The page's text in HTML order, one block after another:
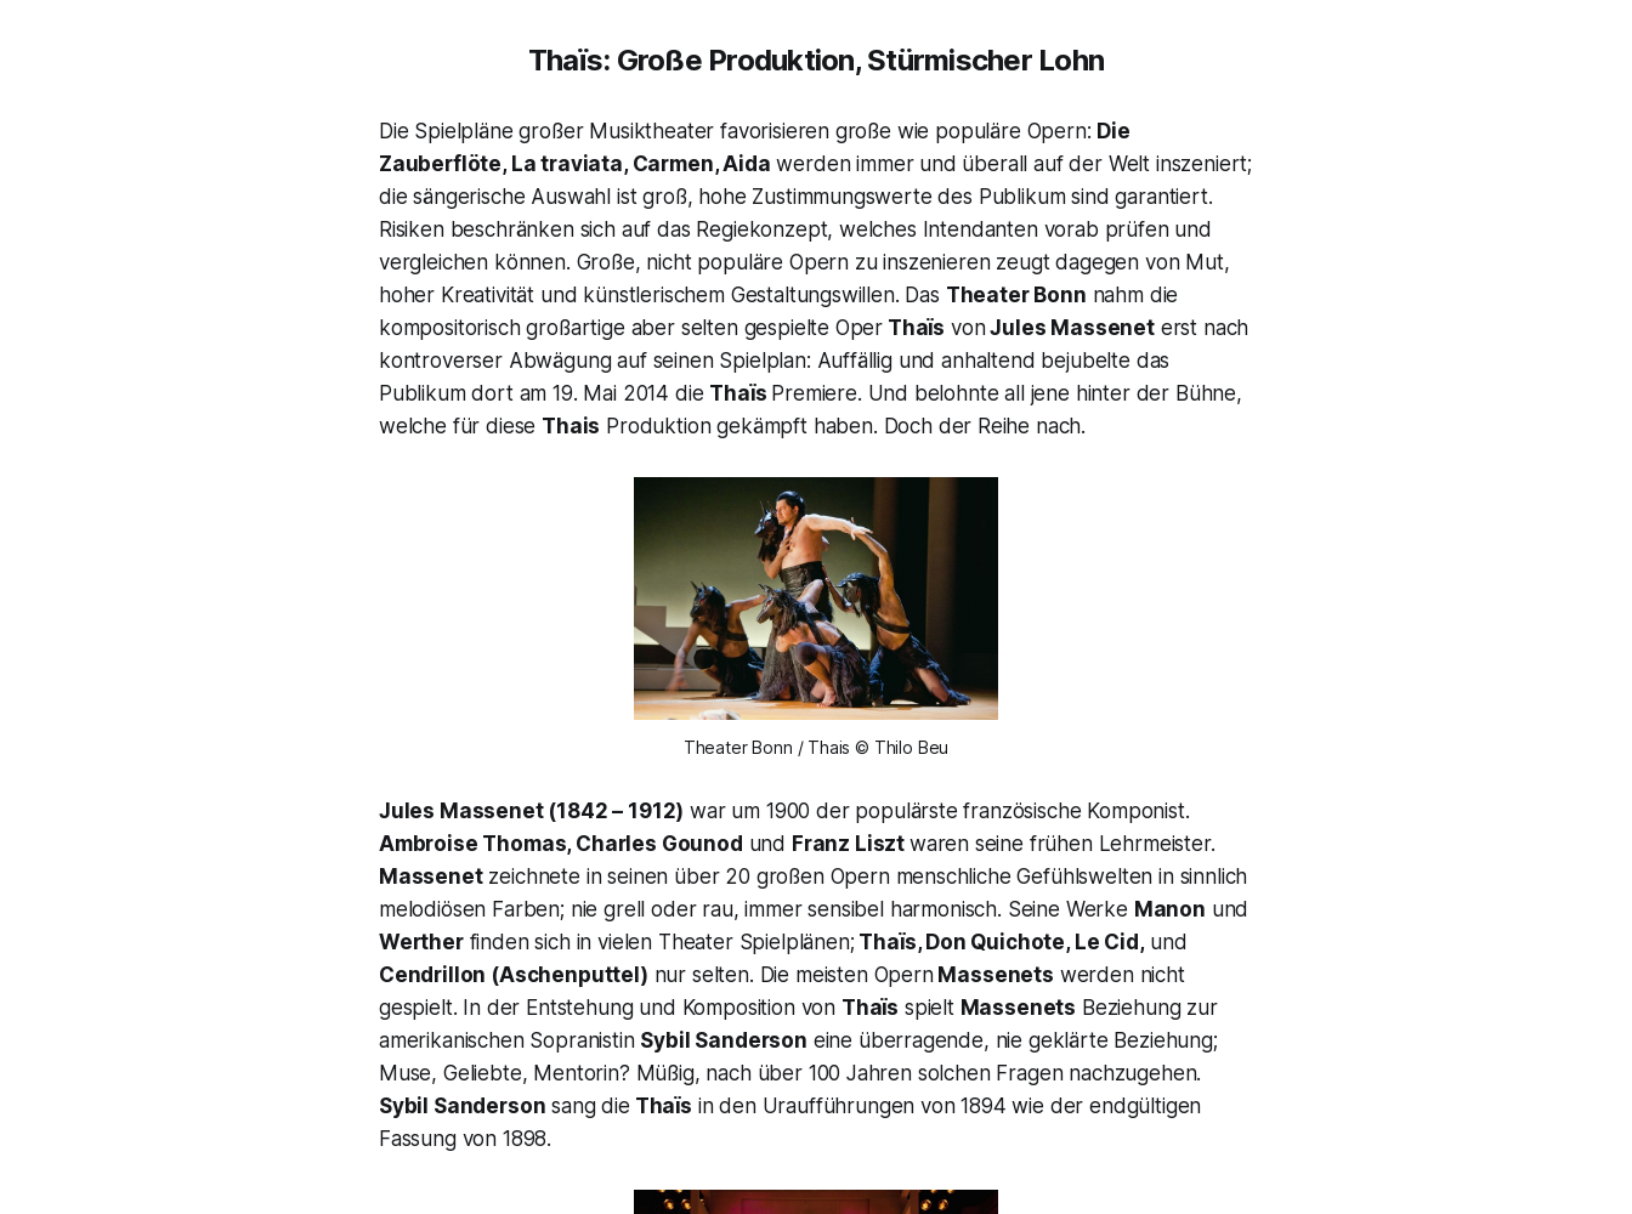
Thaïs: Große Produktion, Stürmischer Lohn
Die Spielpläne großer Musiktheater favorisieren große wie populäre Opern: Die
Zauberflöte, La traviata, Carmen, Aida werden immer und überall auf der Welt inszeniert;
die sängerische Auswahl ist groß, hohe Zustimmungswerte des Publikum sind garantiert.
Risiken beschränken sich auf das Regiekonzept, welches Intendanten vorab prüfen und
vergleichen können. Große, nicht populäre Opern zu inszenieren zeugt dagegen von Mut,
hoher Kreativität und künstlerischem Gestaltungswillen. Das Theater Bonn nahm die
kompositorisch großartige aber selten gespielte Oper Thaïs vonJules Masseneterst nach
kontroverser Abwägung auf seinen Spielplan: Auffällig und anhaltend bejubelte das
Publikum dort am 19. Mai 2014 die Thaïs Premiere. Und belohnte all jene hinter der Bühne,
welche für diese Thais Produktion gekämpft haben. Doch der Reihe nach.
Theater Bonn / Thais © Thilo Beu
Jules Massenet (1842 – 1912) war um 1900 der populärste französische Komponist.
Ambroise Thomas, Charles Gounod und Franz Liszt waren seine frühen Lehrmeister.
Massenetzeichnete in seinen über 20 großen Opern menschliche Gefühlswelten in sinnlich
melodiösen Farben; nie grell oder rau, immer sensibel harmonisch. Seine Werke Manon und
Werther finden sich in vielen Theater Spielplänen; Thaïs, Don Quichote, Le Cid, und
Cendrillon (Aschenputtel) nur selten. Die meisten OpernMassenets werden nicht
gespielt. In der Entstehung und Komposition von Thaïs spielt Massenets Beziehung zur
amerikanischen Sopranistin Sybil Sanderson eine überragende, nie geklärte Beziehung;
Muse, Geliebte, Mentorin? Müßig, nach über 100 Jahren solchen Fragen nachzugehen.
Sybil Sanderson sang die Thaïs in den Uraufführungen von 1894 wie der endgültigen
Fassung von 1898.